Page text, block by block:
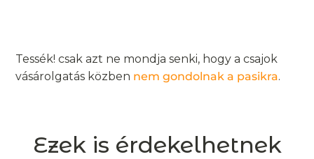
Tessék! csak azt ne mondja senki, hogy a csajok
vásárolgatás közben nem gondolnak a pasikra.
Ezek is érdekelhetnek